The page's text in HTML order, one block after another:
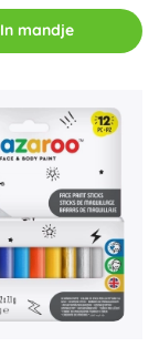
In mandje